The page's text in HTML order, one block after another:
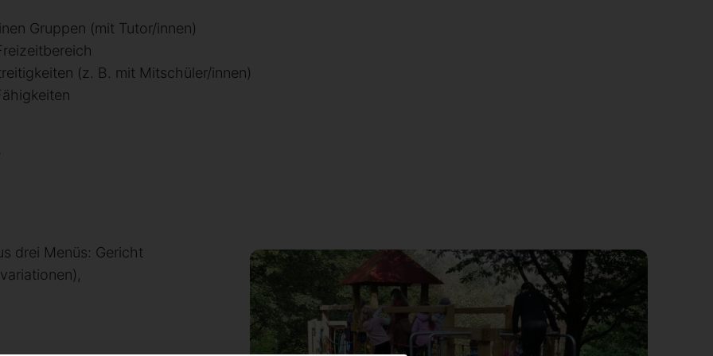
Gruppen (mit Tutor/innen)
(z. B. mit Mitschüler/innen)
drei Menüs: Gericht